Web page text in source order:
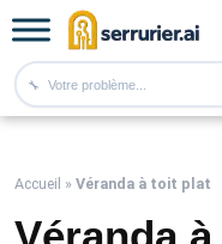
🔧
Accueil » Véranda à toit plat